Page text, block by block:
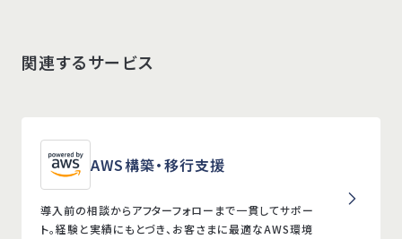
関連するサービス
AWS構築・移行支援
導入前の相談からアフターフォローまで一貫してサポー
ト。経験と実績にもとづき、お客さまに最適なAWS環境